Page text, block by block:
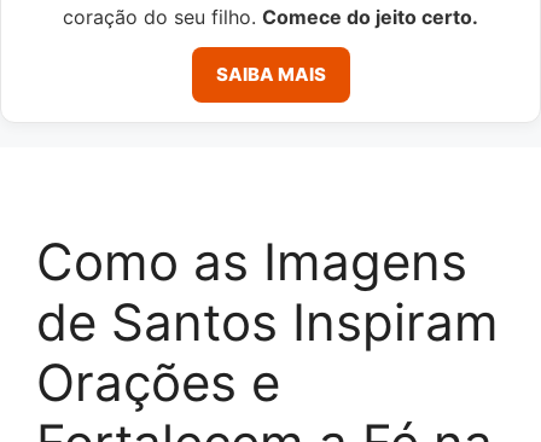
coração do seu filho. Comece do jeito certo.
SAIBA MAIS
Como as Imagens
de Santos Inspiram
Orações e